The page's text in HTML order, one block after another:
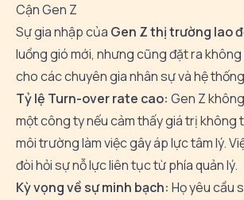
Cận Gen Z
Sự gia nhập của Gen Z thị trường lao
luồng gió mới, nhưng cũng đặt ra
cho các chuyên gia nhân sự và hệ
Tỷ lệ Turn-over rate cao: Gen Z
một công ty nếu cảm thấy giá trị không
môi trường làm việc gây áp lực tâm lý.
đòi hỏi sự nỗ lực liên tục từ phía quản lý.
Kỳ vọng về sự minh bạch: Họ yêu cầu